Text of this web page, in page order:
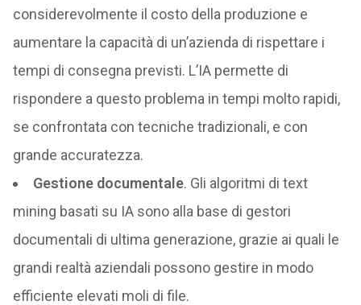
considerevolmente il costo della produzione e
aumentare la capacità di un’azienda di rispettare i
tempi di consegna previsti. L’IA permette di
rispondere a questo problema in tempi molto rapidi,
se confrontata con tecniche tradizionali, e con
grande accuratezza.
Gestione documentale. Gli algoritmi di text
mining basati su IA sono alla base di gestori
documentali di ultima generazione, grazie ai quali le
grandi realtà aziendali possono gestire in modo
efficiente elevati moli di file.